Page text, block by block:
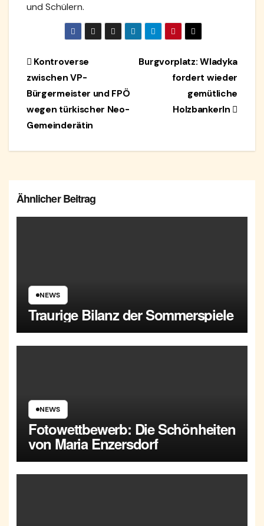
und Schülern.
BeitragsnavigationBurgvorplatz: Wladyka
fordert wieder
gemütliche
Holzbankerln
Kontroverse
zwischen VP-
Bürgermeister und FPÖ
wegen türkischer Neo-
Gemeinderätin
Ähnlicher Beitrag
NEWS
Traurige Bilanz der Sommerspiele
NEWS
Fotowettbewerb: Die Schönheiten
von Maria Enzersdorf